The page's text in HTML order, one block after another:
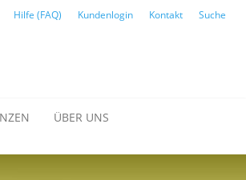
Hilfe (FAQ) Kundenlogin Kontakt Suche
ÜBER UNS